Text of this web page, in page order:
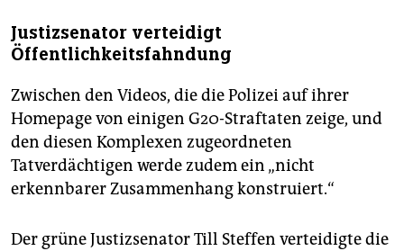
Justizsenator verteidigt
Öffentlichkeitsfahndung
Zwischen den Videos, die die Polizei auf ihrer
Homepage von einigen G20-Straftaten zeige, und
den diesen Komplexen zugeordneten
Tatverdächtigen werde zudem ein „nicht
erkennbarer Zusammenhang konstruiert.“
Der grüne Justizsenator Till Steffen verteidigte die